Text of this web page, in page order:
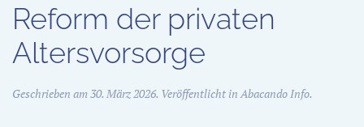
Reform der privaten
Altersvorsorge
Geschrieben am30. März 2026. Veröffentlicht in Abacando Info.